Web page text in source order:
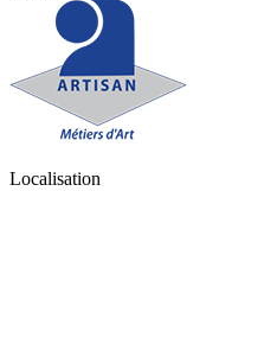
Localisation